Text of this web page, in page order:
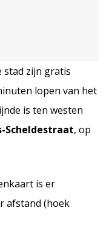
stad zijn gratis
lopen van het
is ten westen
Scheldestraat, op
is er
afstand (hoek